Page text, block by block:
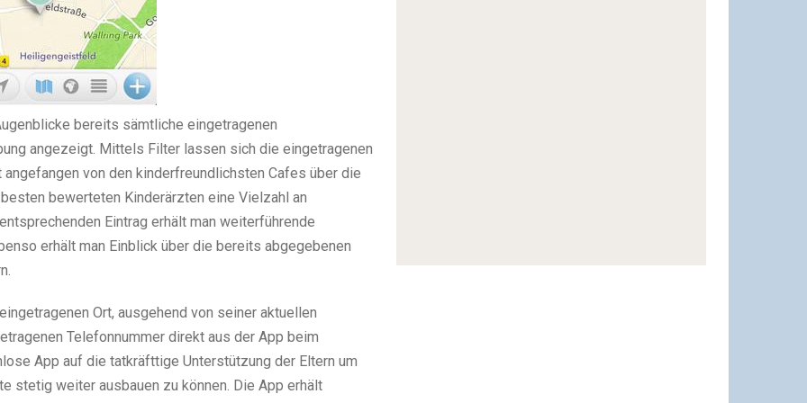
bereits sämtliche eingetragenen
angezeigt. Mittels Filter lassen sich die eingetragenen
von den kinderfreundlichsten Cafes über die
bewerteten Kinderärzten eine Vielzahl an
Eintrag erhält man weiterführende
erhält man Einblick über die bereits abgegebenen
Ort, ausgehend von seiner aktuellen
Telefonnummer direkt aus der App beim
App auf die tatkräfttige Unterstützung der Eltern um
stetig weiter ausbauen zu können. Die App erhält